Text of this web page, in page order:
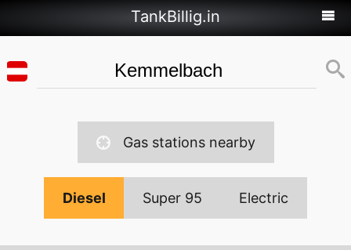
TankBillig.in
Gas stations nearby
Diesel Super 95 Electric